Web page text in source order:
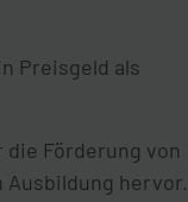
Preisgeld als
Förderung von
hervor.